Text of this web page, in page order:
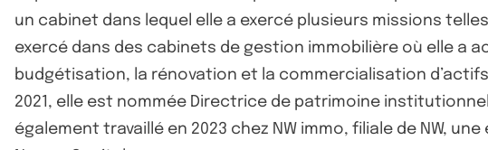
un cabinet dans lequel elle a exercé plusieurs missions
exercé dans des cabinets de gestion immobilière où elle a
budgétisation, la rénovation et la commercialisation
2021, elle est nommée Directrice de patrimoine
également travaillé en 2023 chez NW immo, filiale de NW,